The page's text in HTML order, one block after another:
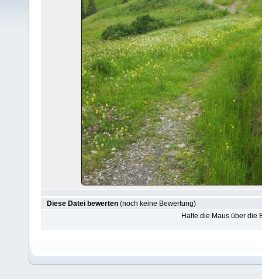
Diese Datei bewerten (noch keine Bewertung)
Halte die Maus über die